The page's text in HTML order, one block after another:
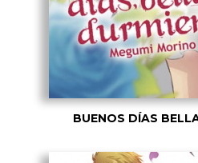
BUENOS DÍAS